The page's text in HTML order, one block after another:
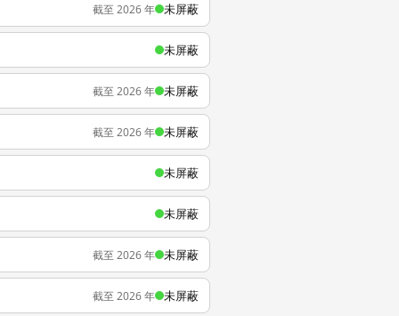
截至 2026 年 未屏蔽
未屏蔽
截至 2026 年 未屏蔽
截至 2026 年 未屏蔽
未屏蔽
未屏蔽
截至 2026 年 未屏蔽
截至 2026 年 未屏蔽